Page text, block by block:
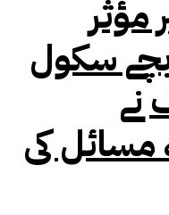
مؤثر
بچے سکول
نے
کے 6بڑے مسائل کی